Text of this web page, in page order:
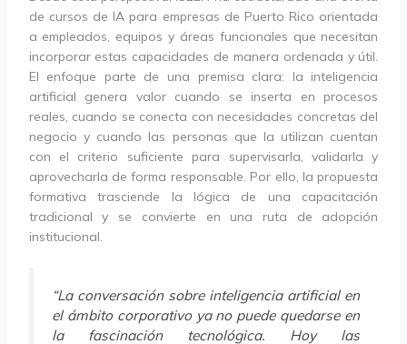
de cursos de IA para empresas de Puerto Rico orientada
a empleados, equipos y áreas funcionales que necesitan
incorporar estas capacidades de manera ordenada y útil.
El enfoque parte de una premisa clara: la inteligencia
artificial genera valor cuando se inserta en procesos
reales, cuando se conecta con necesidades concretas del
negocio y cuando las personas que la utilizan cuentan
con el criterio suficiente para supervisarla, validarla y
aprovecharla de forma responsable. Por ello, la propuesta
formativa trasciende la lógica de una capacitación
tradicional y se convierte en una ruta de adopción
institucional.
“La conversación sobre inteligencia artificial en
el ámbito corporativo ya no puede quedarse en
la fascinación tecnológica. Hoy las